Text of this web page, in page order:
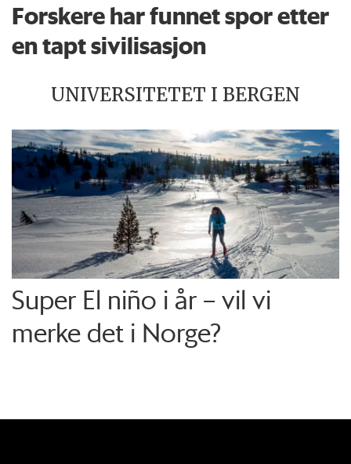
Forskere har funnet spor etter
en tapt sivilisasjon
UNIVERSITETET I BERGEN
Super El niño i år – vil vi
merke det i Norge?